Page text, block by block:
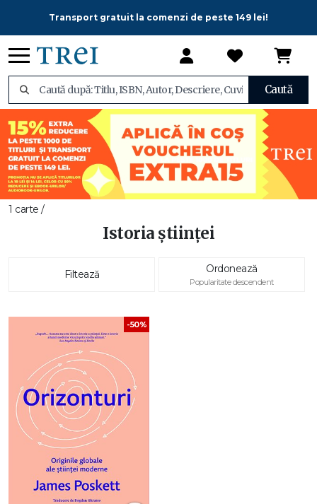
Transport gratuit la comenzi de peste 149 lei!
Caută
1 carte /
Istoria științei
Filtează Ordonează
Popularitate descendent
-50%